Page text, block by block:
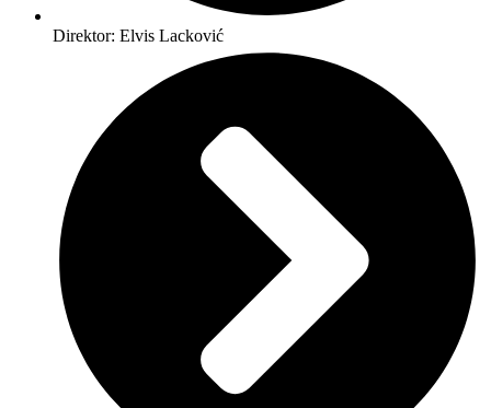
Direktor: Elvis Lacković